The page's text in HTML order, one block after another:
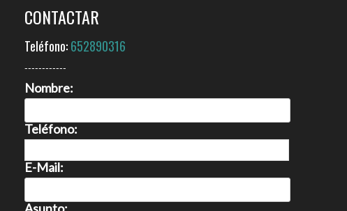
CONTACTAR
Teléfono:652890316
------------
Nombre:
Teléfono:
E-Mail: